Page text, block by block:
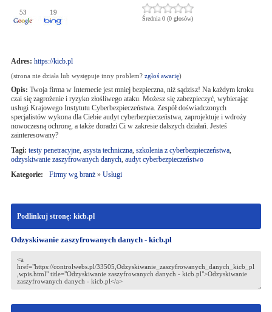
53 19
Średnia 0 (0 głosów)
Adres: https://kicb.pl
(strona nie działa lub występuje inny problem? zgłoś awarię)
Opis: Twoja firma w Internecie jest mniej bezpieczna, niż sądzisz! Na każdym kroku
czai się zagrożenie i ryzyko złośliwego ataku. Możesz się zabezpieczyć, wybierając
usługi Krajowego Instytutu Cyberbezpieczeństwa. Zespół doświadczonych
specjalistów wykona dla Ciebie audyt cyberbezpieczeństwa, zaprojektuje i wdroży
nowoczesną ochronę, a także doradzi Ci w zakresie dalszych działań. Jesteś
zainteresowany?
Tagi: testy penetracyjne, asysta techniczna, szkolenia z cyberbezpieczeństwa,
odzyskiwanie zaszyfrowanych danych, audyt cyberbezpieczeństwo
Kategorie:
Firmy wg branż» Usługi
Podlinkuj stronę: kicb.pl
Odzyskiwanie zaszyfrowanych danych - kicb.pl